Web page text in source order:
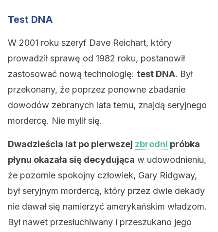
Test DNA
W 2001 roku szeryf Dave Reichart, który
prowadził sprawę od 1982 roku, postanowił
zastosować nową technologię: test DNA. Był
przekonany, że poprzez ponowne zbadanie
dowodów zebranych lata temu, znajdą seryjnego
mordercę. Nie mylił się.
Dwadzieścia lat po pierwszej zbrodni próbka
płynu okazała się decydująca w udowodnieniu,
że pozornie spokojny człowiek, Gary Ridgway,
był seryjnym mordercą, który przez dwie dekady
nie dawał się namierzyć amerykańskim władzom.
Był nawet przesłuchiwany i przeszukano jego